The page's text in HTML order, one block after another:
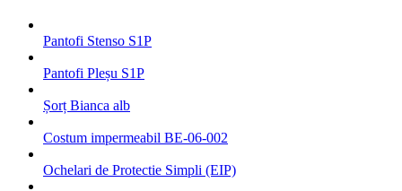
Pantofi Stenso S1P
Pantofi Pleșu S1P
Șorț Bianca alb
Costum impermeabil BE-06-002
Ochelari de Protectie Simpli (EIP)